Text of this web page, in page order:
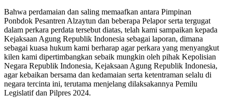
Bahwa perdamaian dan saling memaafkan antara Pimpinan
Ponbdok Pesantren Alzaytun dan beberapa Pelapor serta tergugat
dalam perkara perdata tersebut diatas, telah kami sampaikan kepada
Kejaksaan Agung Republik Indonesia sebagai laporan, dimana
sebagai kuasa hukum kami berharap agar perkara yang menyangkut
kilen kami dipertimbangkan sebaik mungkin oleh pihak Kepolisian
Negara Republik Indonesia, Kejaksaan Agung Republik Indonesia,
agar kebaikan bersama dan kedamaian serta ketentraman selalu di
negara tercinta ini, terutama menjelang dilaksakannya Pemilu
Legislatif dan Pilpres 2024.